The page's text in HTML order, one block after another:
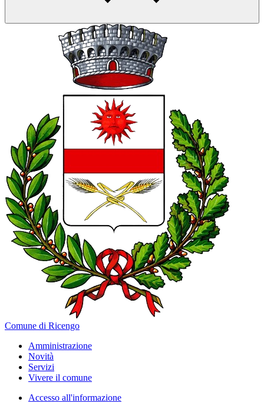
Comune di Ricengo
Amministrazione
Novità
Servizi
Vivere il comune
Accesso all'informazione